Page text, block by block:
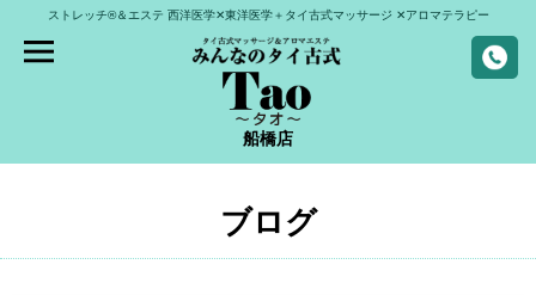
ストレッチ®＆エステ 西洋医学✕東洋医学＋タイ古式マッサージ ✕アロマテラピー
船橋店
ブログ